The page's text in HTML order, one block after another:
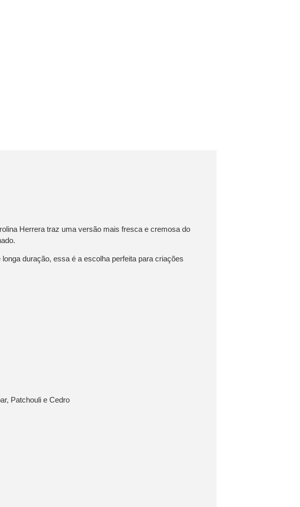
Herrera traz uma versão mais fresca e cremosa do
duração, essa é a escolha perfeita para criações
Patchouli e Cedro